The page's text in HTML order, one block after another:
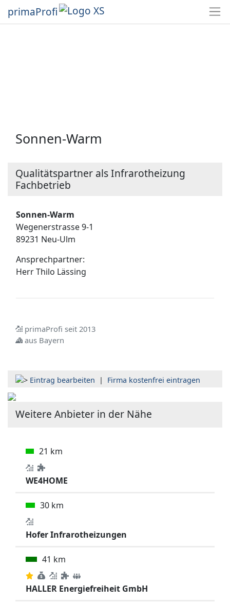
primaProfi
Sonnen-Warm
Qualitätspartner als Infrarotheizung
Fachbetrieb
Sonnen-Warm
Wegenerstrasse 9-1
89231 Neu-Ulm
Ansprechpartner:
HerrThilo Lässing
primaProfi seit 2013
aus Bayern
Eintrag bearbeiten | Firma kostenfrei eintragen
Weitere Anbieter in der Nähe
21 km
WE4HOME
30 km
Hofer Infrarotheizungen
41 km
HALLER Energiefreiheit GmbH